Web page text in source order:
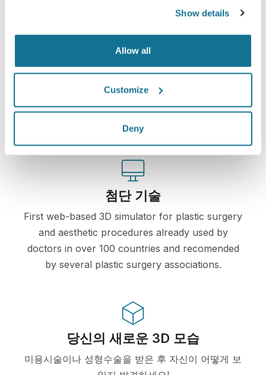
Show details
Allow all
Customize
Deny
쉽고 안전
Crisalix는 항상 개인 정보를 보호하는 데 전념합니다.
서버는 완전히 암호화되어 있습니다. 정보는 안전하
첨단 기술
First web-based 3D simulator for plastic surgery
and aesthetic procedures already used by
doctors in over 100 countries and recomended
by several plastic surgery associations.
당신의 새로운 3D 모습
미용시술이나 성형수술을 받은 후 자신이 어떻게 보